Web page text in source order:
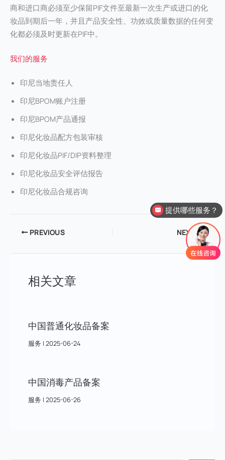
商和进口商必须至少保留PIF文件至最新一次生产或进口的化
妆品到期后一年，并且产品安全性、功效或质量数据的任何变
化都必须及时更新在PIF中。
我们的服务
印尼当地责任人
印尼BPOM账户注册
印尼BPOM产品通报
印尼化妆品配方包装审核
印尼化妆品PIF/DIP资料整理
印尼化妆品安全评估报告
印尼化妆品合规咨询
PREVIOUS NEXT
相关文章
中国普通化妆品备案
服务 |2025-06-24
中国消毒产品备案
服务 |2025-06-26
提供哪些服务？